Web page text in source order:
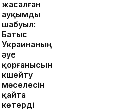
жасалған
ауқымды
шабуыл:
Батыс
Украинаның
әуе
қорғанысын
күшейту
мәселесін
қайта
көтерді